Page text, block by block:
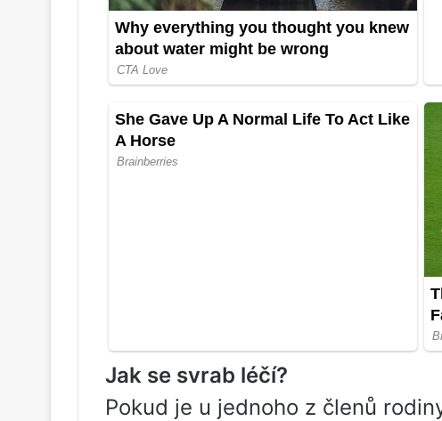
Jak se svrab léčí?
Pokud je u jednoho z členů